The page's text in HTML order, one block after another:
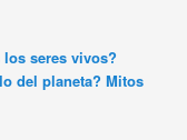
seres vivos?
del planeta? Mitos